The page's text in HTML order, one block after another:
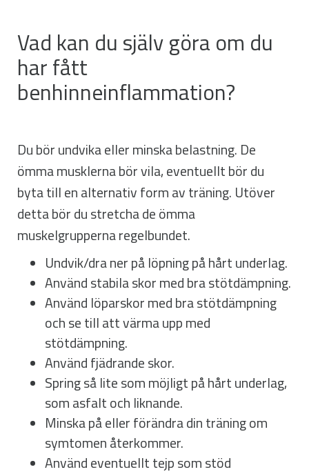
Vad kan du själv göra om du
har fått
benhinneinflammation?
Du bör undvika eller minska belastning. De
ömma musklerna bör vila, eventuellt bör du
byta till en alternativ form av träning. Utöver
detta bör du stretcha de ömma
muskelgrupperna regelbundet.
Undvik/dra ner på löpning på hårt underlag.
Använd stabila skor med bra stötdämpning.
Använd löparskor med bra stötdämpning
och se till att värma upp med
stötdämpning.
Använd fjädrande skor.
Spring så lite som möjligt på hårt underlag,
som asfalt och liknande.
Minska på eller förändra din träning om
symtomen återkommer.
Använd eventuellt tejp som stöd